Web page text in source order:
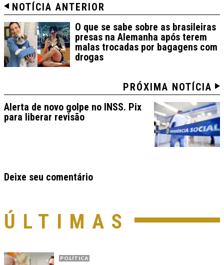
NOTÍCIA ANTERIOR
O que se sabe sobre as brasileiras
presas na Alemanha após terem
malas trocadas por bagagens com
drogas
PRÓXIMA NOTÍCIA
Alerta de novo golpe no INSS. Pix
para liberar revisão
Deixe seu comentário
ÚLTIMAS
POLÍTICA